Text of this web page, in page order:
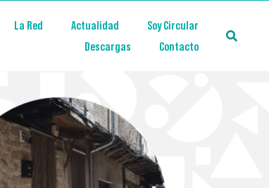
La Red Actualidad
Soy Circular
Descargas
Contacto